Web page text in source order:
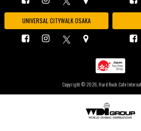
UNIVERSAL CITYWALK OSAKA
Copyright © 2026, Hard Rock Cafe